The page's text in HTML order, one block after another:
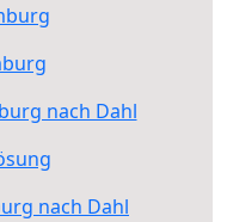
nach Dahl
nach Dahl